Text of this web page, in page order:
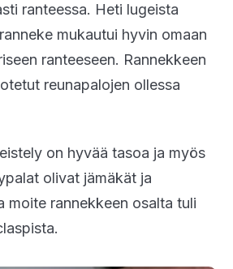
ranteessa. Heti lugeista
mukautui hyvin omaan
ranteeseen. Rannekkeen
reunapalojen ollessa
on hyvää tasoa ja myös
olivat jämäkät ja
moite rannekkeen osalta tuli